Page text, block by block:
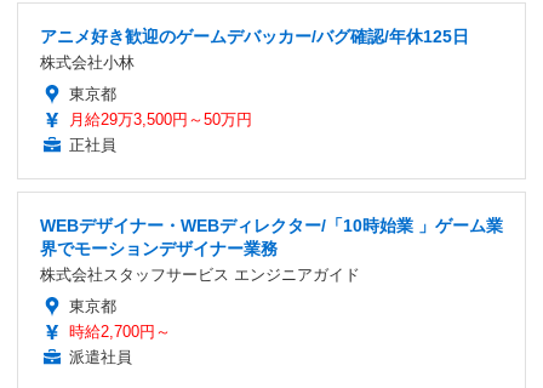
アニメ好き歓迎のゲームデバッカー/バグ確認/年休125日
株式会社小林
東京都
月給29万3,500円～50万円
正社員
WEBデザイナー・WEBディレクター/「10時始業 」ゲーム業
界でモーションデザイナー業務
株式会社スタッフサービス エンジニアガイド
東京都
時給2,700円～
派遣社員